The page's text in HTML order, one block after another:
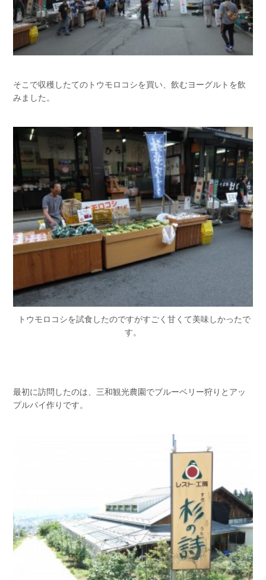
そこで収穫したてのトウモロコシを買い、飲むヨーグルトを飲
みました。
トウモロコシを試食したのですがすごく甘くて美味しかったで
す。
最初に訪問したのは、三和観光農園でブルーベリー狩りとアッ
プルパイ作りです。